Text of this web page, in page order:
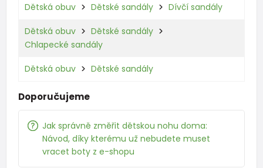
Dětská obuv Dětské sandály Dívčí sandály
Dětská obuv
Dětské sandály
Chlapecké sandály
Dětská obuv Dětské sandály
Doporučujeme
Jak správně změřit dětskou nohu doma:
Návod, díky kterému už nebudete muset
vracet boty z e-shopu